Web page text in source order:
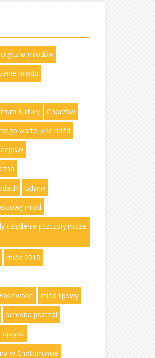
miodów
miodu
Kultury Chorzów
warto jeść miód
Gdynia
miód
użądlenie pszczoły może
miód 2018
miód lipowy
ochrona pszczół
opryski
w Chotomowie